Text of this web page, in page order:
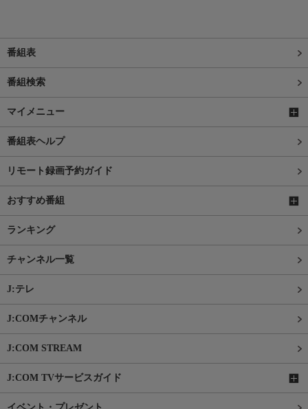
番組表
番組検索
マイメニュー
番組表ヘルプ
リモート録画予約ガイド
おすすめ番組
ランキング
チャンネル一覧
J:テレ
J:COMチャンネル
J:COM STREAM
J:COM TVサービスガイド